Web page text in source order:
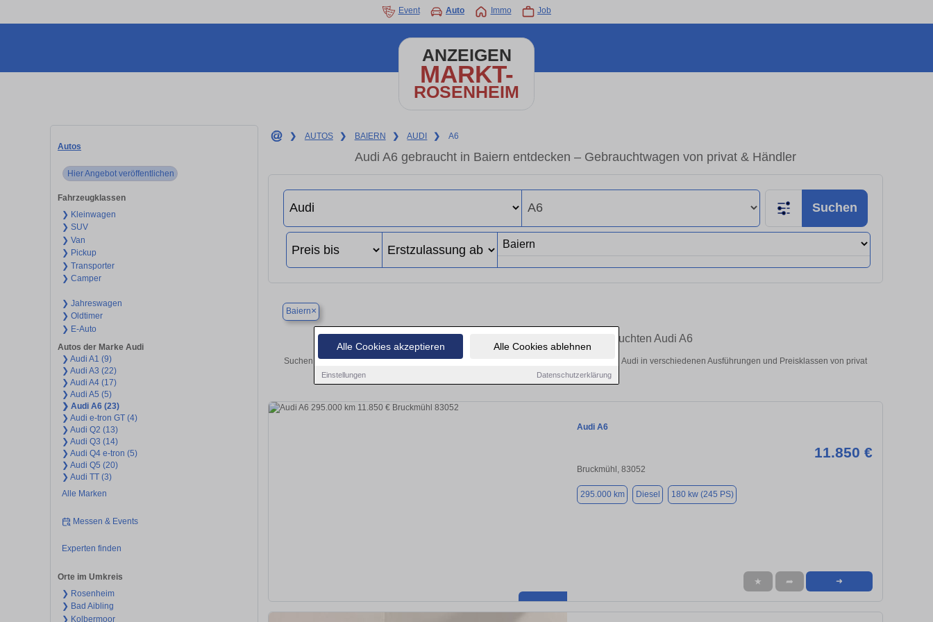
Alle Cookies akzeptieren Alle Cookies ablehnen
Einstellungen Datenschutzerklärung
Event Auto Immo Job
ANZEIGEN
MARKT-
ROSENHEIM
Autos
Hier Angebot veröffentlichen
Fahrzeugklassen
❯ Kleinwagen
❯ SUV
❯ Van
❯ Pickup
❯ Transporter
❯ Camper
❯ Jahreswagen
❯ Oldtimer
❯ E-Auto
Autos der Marke Audi
❯ Audi A1 (9)
❯ Audi A3 (22)
❯ Audi A4 (17)
❯ Audi A5 (5)
❯ Audi A6 (23)
❯ Audi e-tron GT (4)
❯ Audi Q2 (13)
❯ Audi Q3 (14)
❯ Audi Q4 e-tron (5)
❯ Audi Q5 (20)
❯ Audi TT (3)
Alle Marken
Messen & Events
Experten finden
Orte im Umkreis
❯ Rosenheim
❯ Bad Aibling
❯ Kolbermoor
❯ AUTOS ❯ BAIERN ❯ AUDI ❯ A6
Audi A6 gebraucht in Baiern entdecken – Gebrauchtwagen von privat & Händler
Suchen
Baiern×
Finden Sie in Baiern Ihren gebrauchten Audi A6
Suchen Sie in Baiern einen Audi A6 Gebrauchtwagen? Entdecken Sie gebrauchte A6 von Audi in verschiedenen Ausführungen und Preisklassen von privat
und vom Händler.
Audi A6
11.850 €
Bruckmühl, 83052
295.000 km Diesel 180 kw (245 PS)
★ ➦ ➜